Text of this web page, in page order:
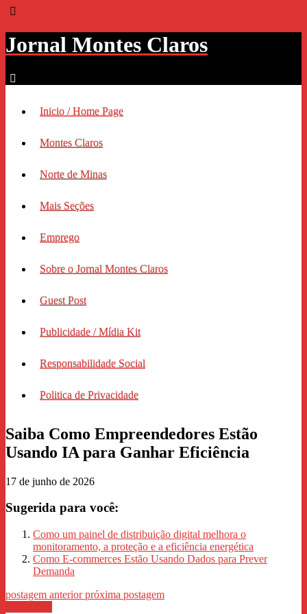
Jornal Montes Claros
Inicio / Home Page
Montes Claros
Norte de Minas
Mais Seções
Emprego
Sobre o Jornal Montes Claros
Guest Post
Publicidade / Mídia Kit
Responsabilidade Social
Politica de Privacidade
Saiba Como Empreendedores Estão
Usando IA para Ganhar Eficiência
17 de junho de 2026
Sugerida para você:
Como um painel de distribuição digital melhora o
monitoramento, a proteção e a eficiência energética
Como E-commerces Estão Usando Dados para Prever
Demanda
postagem anteriorpróxima postagem